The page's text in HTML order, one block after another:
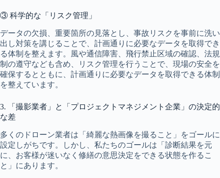
③ 科学的な「リスク管理」
データの欠損、重要箇所の見落とし、事故リスクを事前に洗い
出し対策を講じることで、計画通りに必要なデータを取得でき
る体制を整えます。風や通信障害、飛行禁止区域の確認、法規
制の遵守なども含め、リスク管理を行うことで、現場の安全を
確保するとともに、計画通りに必要なデータを取得できる体制
を整えています。
3. 「撮影業者」と「プロジェクトマネジメント企業」の決定的
な差
多くのドローン業者は「綺麗な熱画像を撮ること」をゴールに
設定しがちです。しかし、私たちのゴールは「診断結果を元
に、お客様が迷いなく修繕の意思決定をできる状態を作るこ
と」にあります。